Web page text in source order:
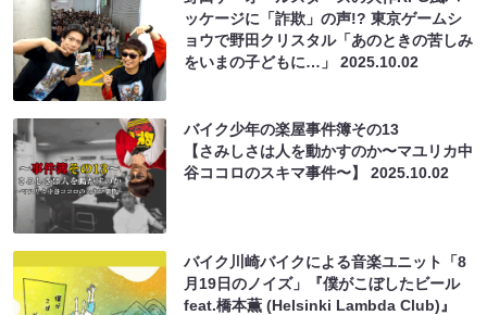
ッケージに「詐欺」の声!? 東京ゲームシ
ョウで野田クリスタル「あのときの苦しみ
をいまの子どもに…」2025.10.02
バイク少年の楽屋事件簿その13
【さみしさは人を動かすのか〜マユリカ中
谷ココロのスキマ事件〜】2025.10.02
バイク川崎バイクによる音楽ユニット「8
月19日のノイズ」『僕がこぼしたビール
feat.橋本薫 (Helsinki Lambda Club)』